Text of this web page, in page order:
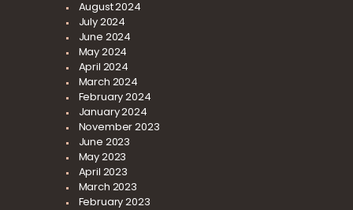
August2024
July2024
June 2024
May2024
April 2024
March 2024
February2024
January2024
November2023
June 2023
May2023
April 2023
March 2023
February2023